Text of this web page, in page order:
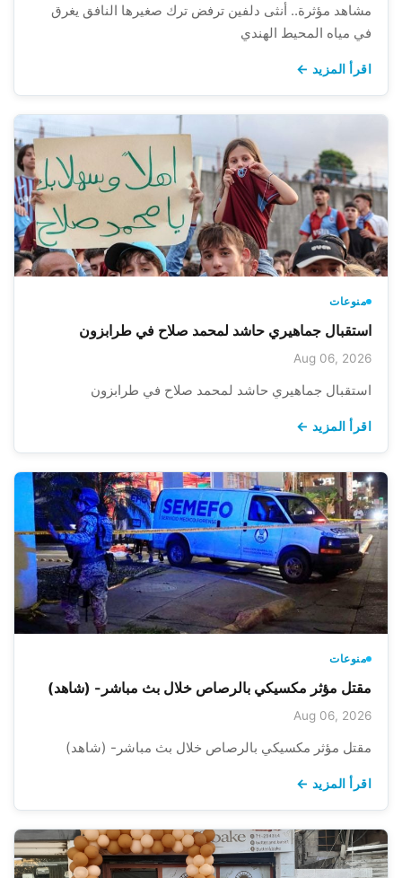
مشاهد مؤثرة.. أنثى دلفين ترفض ترك صغيرها النافق يغرق
في مياه المحيط الهندي
اقرأ المزيد ←
منوعات
استقبال جماهيري حاشد لمحمد صلاح في طرابزون
Aug 06, 2026
استقبال جماهيري حاشد لمحمد صلاح في طرابزون
اقرأ المزيد ←
منوعات
مقتل مؤثر مكسيكي بالرصاص خلال بث مباشر- (شاهد)
Aug 06, 2026
مقتل مؤثر مكسيكي بالرصاص خلال بث مباشر- (شاهد)
اقرأ المزيد ←